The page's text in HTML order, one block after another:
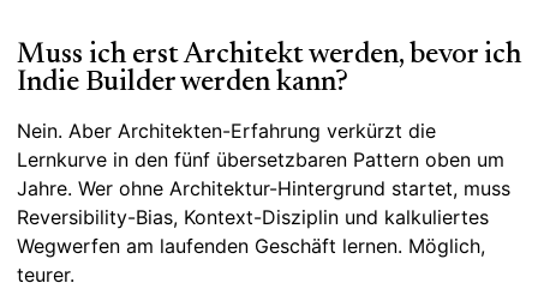
Muss ich erst Architekt werden, bevor ich
Indie Builder werden kann?
Nein. Aber Architekten-Erfahrung verkürzt die
Lernkurve in den fünf übersetzbaren Pattern oben um
Jahre. Wer ohne Architektur-Hintergrund startet, muss
Reversibility-Bias, Kontext-Disziplin und kalkuliertes
Wegwerfen am laufenden Geschäft lernen. Möglich,
teurer.